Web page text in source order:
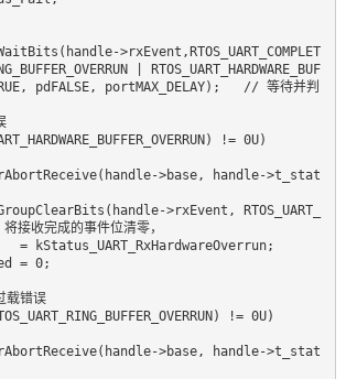
>rxEvent,RTOS_UART_COMPLET
| RTOS_UART_HARDWARE_BUF
pdFALSE, portMAX_DELAY);   // 等待并判
!= 0U)
接收完成的事件位清零，
载错误
!= 0U)